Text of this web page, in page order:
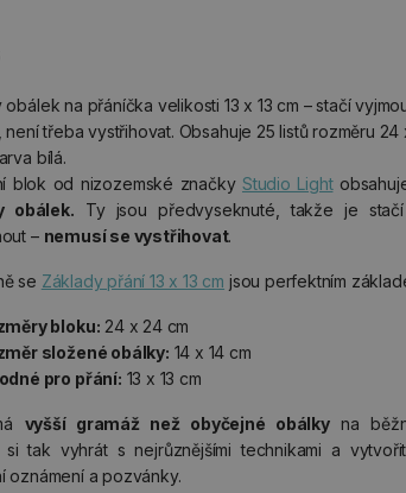
obálek na přáníčka velikosti 13 x 13 cm – stačí
třeba vystřihovat. Obsahuje 25 listů rozměru 24
bílá.
blok od nizozemské značky Studio Light
obálek. Ty jsou předvyseknuté, takže je
– nemusí se vystřihovat.
se Základy přání 13 x 13 cm jsou perfektním
bloku: 24 x 24 cm
složené obálky: 14 x 14 cm
pro přání: 13 x 13 cm
vyšší gramáž než obyčejné obálkyna
si tak vyhrát s nejrůznějšími technikami a
oznámení a pozvánky.